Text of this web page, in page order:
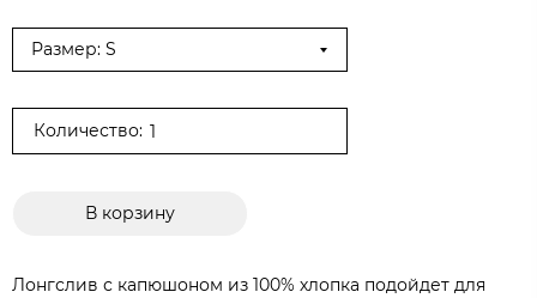
Размер: S
Количество:
В корзину
Лонгслив с капюшоном из 100% хлопка подойдет для